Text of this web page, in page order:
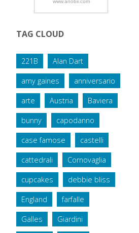
TAG CLOUD
221B Alan Dart
amy gaines anniversario
arte Austria Baviera
bunny capodanno
case famose castelli
cattedrali Cornovaglia
cupcakes debbie bliss
England farfalle
Galles Giardini